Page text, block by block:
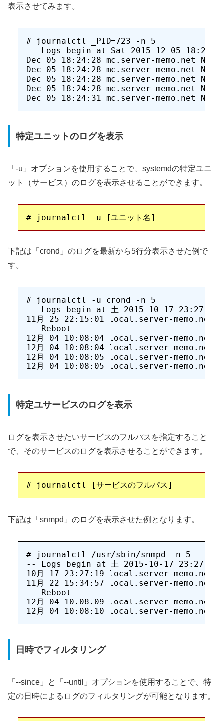
表示させてみます。
# journalctl _PID=723 -n 5
-- Logs begin at Sat 2015-12-05
Dec 05 18:24:28 mc.server-memo.net
Dec 05 18:24:28 mc.server-memo.net
Dec 05 18:24:28 mc.server-memo.net
Dec 05 18:24:28 mc.server-memo.net
Dec 05 18:24:31 mc.server-memo.net
特定ユニットのログを表示
「-u」オプションを使用することで、systemdの特定ユニ
ット（サービス）のログを表示させることができます。
下記は「crond」のログを最新から5行分表示させた例で
す。
# journalctl -u crond -n 5
-- Logs begin at 土 2015-10-17
11月 25 22:15:01 local.server-
-- Reboot --
12月 04 10:08:04 local.server-memo.net
12月 04 10:08:04 local.server-memo.net
12月 04 10:08:05 local.server-memo.net
特定ユサービスのログを表示
ログを表示させたいサービスのフルパスを指定すること
で、そのサービスのログを表示させることができます。
下記は「snmpd」のログを表示させた例となります。
# journalctl /usr/sbin/snmpd -n 5
-- Logs begin at 土 2015-10-17
10月 17 23:27:19 local.server-memo.net
11月 22 15:34:57 local.server-
-- Reboot --
12月 04 10:08:09 local.server-
日時でフィルタリング
「--since」と「--until」オプションを使用することで、特
定の日時によるログのフィルタリングが可能となります。